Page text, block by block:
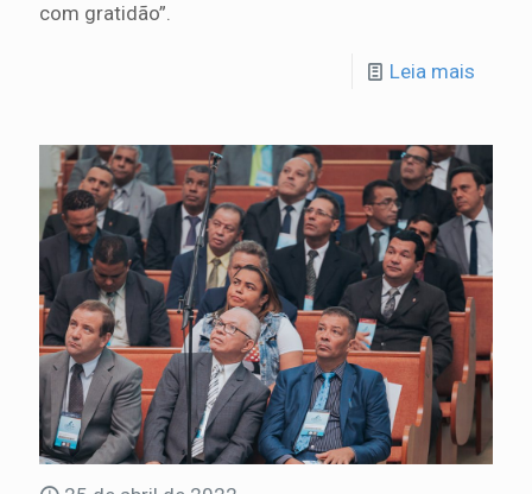
com gratidão”.
Leia mais